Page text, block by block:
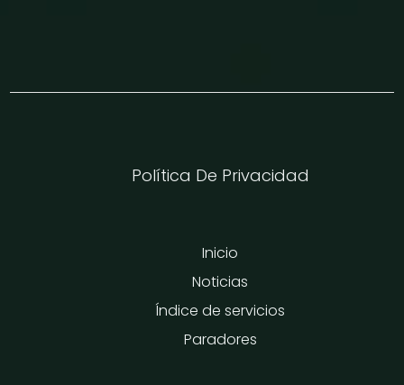
Inicio
Noticias
Índice de servicios
Paradores
Política De Privacidad